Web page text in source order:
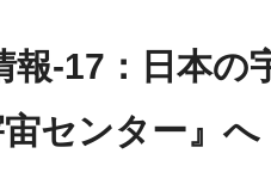
報-17：日本の
宙センター』へ